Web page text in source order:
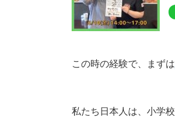
この時の経験で、まずは
私たち日本人は、小学